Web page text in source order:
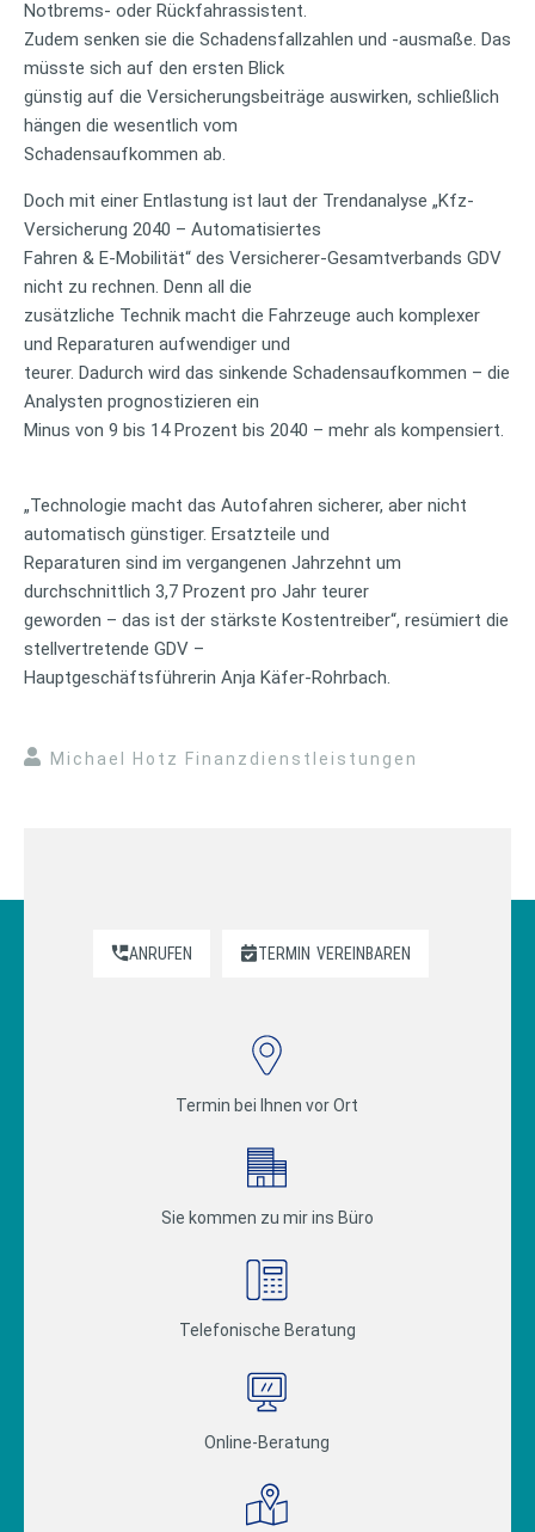
Notbrems- oder Rückfahrassistent.
Zudem senken sie die Schadensfallzahlen und -ausmaße. Das
müsste sich auf den ersten Blick
günstig auf die Versicherungsbeiträge auswirken, schließlich
hängen die wesentlich vom
Schadensaufkommen ab.
Doch mit einer Entlastung ist laut der Trendanalyse „Kfz-
Versicherung 2040 – Automatisiertes
Fahren & E-Mobilität“ des Versicherer-Gesamtverbands GDV
nicht zu rechnen. Denn all die
zusätzliche Technik macht die Fahrzeuge auch komplexer
und Reparaturen aufwendiger und
teurer. Dadurch wird das sinkende Schadensaufkommen – die
Analysten prognostizieren ein
Minus von 9 bis 14 Prozent bis 2040 – mehr als kompensiert.
„Technologie macht das Autofahren sicherer, aber nicht
automatisch günstiger. Ersatzteile und
Reparaturen sind im vergangenen Jahrzehnt um
durchschnittlich 3,7 Prozent pro Jahr teurer
geworden – das ist der stärkste Kostentreiber“, resümiert die
stellvertretende GDV –
Hauptgeschäftsführerin Anja Käfer-Rohrbach.
Michael Hotz Finanzdienstleistungen
ANRUFEN TERMIN VEREINBAREN
Termin bei Ihnen vor Ort
Sie kommen zu mir ins Büro
Telefonische Beratung
Online-Beratung